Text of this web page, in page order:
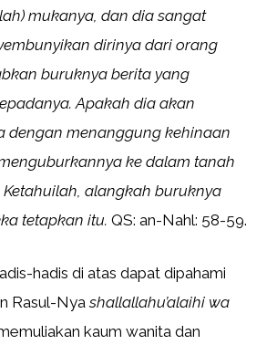
mukanya, dan dia sangat
dirinya dari orang
buruknya berita yang
Apakah dia akan
dengan menanggung kehinaan
ke dalam tanah
Ketahuilah, alangkah buruknya
tetapkan itu. QS: an-Nahl: 58-59.
hadis di atas dapat dipahami
Rasul-Nyashallallahu’alaihi wa
kaum wanita dan